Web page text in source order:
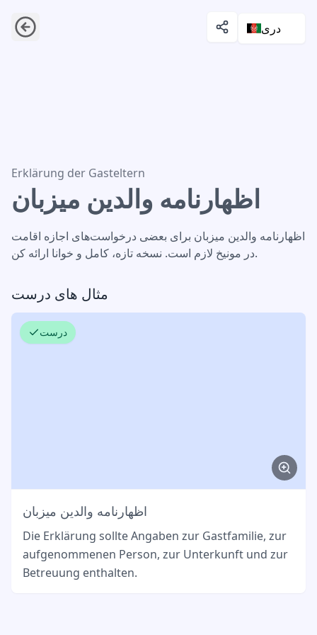
دری
اظهارنامه والدین میزبان
Erklärung der Gasteltern
اظهارنامه والدین میزبان
اظهارنامه والدین میزبان برای بعضی درخواست‌های اجازه اقامت
در مونیخ لازم است. نسخه تازه، کامل و خوانا ارائه کن.
مثال های درست
درست
اظهارنامه والدین میزبان
Die Erklärung sollte Angaben zur Gastfamilie, zur
aufgenommenen Person, zur Unterkunft und zur
Betreuung enthalten.